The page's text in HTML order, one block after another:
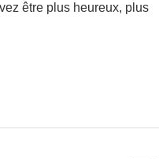
être plus heureux, plus